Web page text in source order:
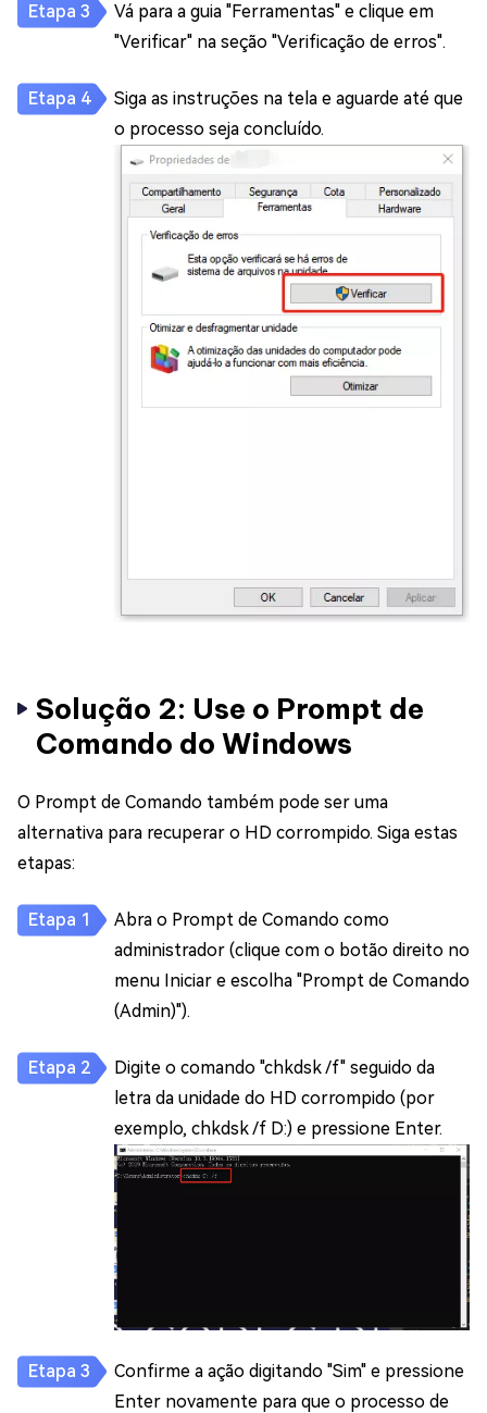
Vá para a guia "Ferramentas" e clique em
"Verificar" na seção "Verificação de erros".
Siga as instruções na tela e aguarde até que
o processo seja concluído.
Solução 2: Use o Prompt de
Comando do Windows
O Prompt de Comando também pode ser uma
alternativa para recuperar o HD corrompido. Siga estas
etapas:
Abra o Prompt de Comando como
administrador (clique com o botão direito no
menu Iniciar e escolha "Prompt de Comando
(Admin)").
Digite o comando "chkdsk /f" seguido da
letra da unidade do HD corrompido (por
exemplo, chkdsk /f D:) e pressione Enter.
Confirme a ação digitando "Sim" e pressione
Enter novamente para que o processo de